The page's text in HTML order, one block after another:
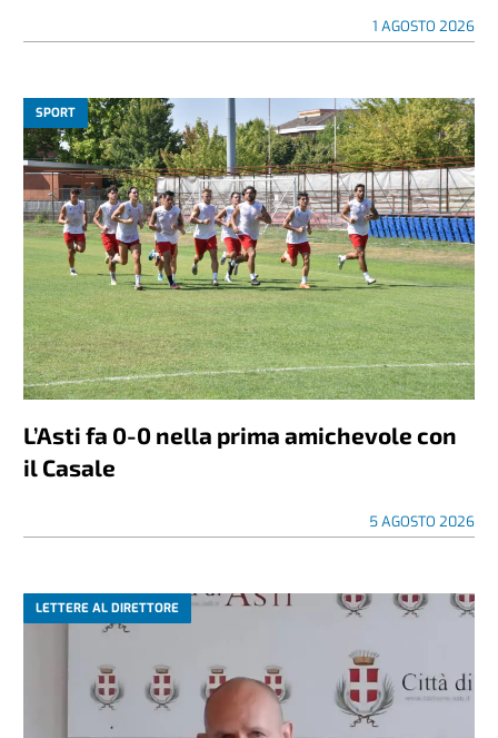
1 AGOSTO 2026
SPORT
L’Asti fa 0-0 nella prima amichevole con
il Casale
5 AGOSTO 2026
LETTERE AL DIRETTORE